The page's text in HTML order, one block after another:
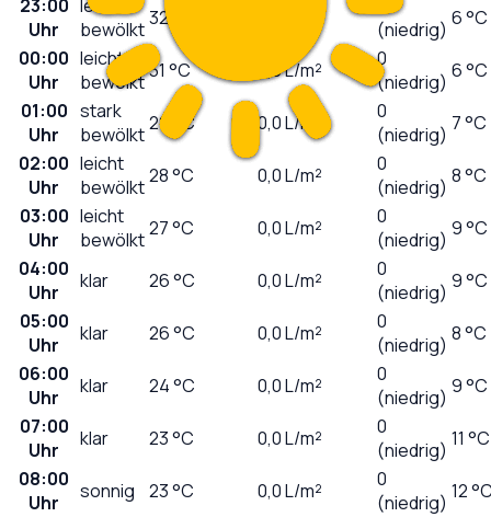
23:00
Uhr
leicht
bewölkt32
(niedrig) 6 °C
00:00
Uhr
leicht
bewölkt31 °C 0,0L/m²
0
(niedrig) 6 °C
01:00
Uhr
stark
bewölkt29 °C 0,0L/m²
0
(niedrig) 7 °C
02:00
Uhr
leicht
bewölkt28°C 0,0L/m²
0
(niedrig) 8 °C
03:00
Uhr
leicht
bewölkt27°C 0,0L/m²
0
(niedrig) 9 °C
04:00
Uhr
klar 26°C 0,0L/m²
0
(niedrig) 9 °C
05:00
Uhr
klar 26°C 0,0L/m²
0
(niedrig) 8 °C
06:00
Uhr
klar 24°C 0,0L/m²
0
(niedrig) 9 °C
07:00
Uhr
klar 23°C 0,0L/m²
0
(niedrig) 11 °C
08:00
Uhr
sonnig 23°C 0,0L/m²
0
(niedrig) 12